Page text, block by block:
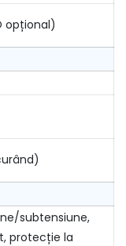
opțional)
subtensiune,
protecție la